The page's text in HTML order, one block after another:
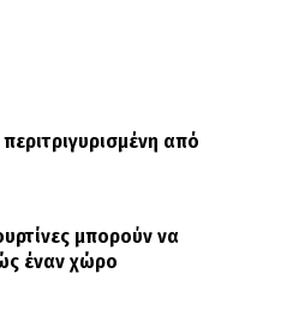
από
μπορούν να
έναν χώρο